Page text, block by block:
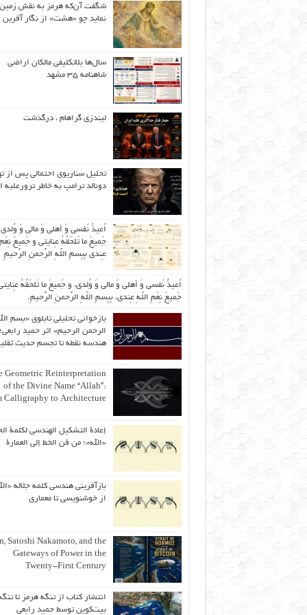
شگفت آن‌که هرمز به نقش زمین
نماید چو «هشت» از نگار آفرین
سال‌ها بلاتکلیفی مالکان اراضی
شاهنامه ۳۵ مشهد
لیندزی گراهام ، درگذشت
تحلیل سناریوی احتمالی پس از
دونالد ترامپ به خاطر ترورعلیه
اُعیذُ نَفسی وَ أهلی وَ مالی وَ
جَمیعَ ما تَلحَقُهُ عِنایتی و جَمیعَ نِعَمِ
عِندی بِبِسمِ اللّهِ الرَّحمنِ الرَّحیمِ
اُعیذُ نَفسی وَ أهلی وَ مالی وَ وُلدی، و جَمیعَ ما تَلحَقُهُ
جَمیعَ نِعَمِ اللّهِ عِندی، بِبِسمِ اللّهِ الرَّحمنِ الرَّحیمِ.
بازخوانی تحلیلی تابلوی «بسم
الرحمن الرحیم» اثر حمید رابعی؛
هندسه نقطه تا تجسم حدیث
Geometric Reinterpretation
of the Divine Name “Allah”:
Calligraphy to Architecture
إعادة التشكيل الهندسي لكلمة
«الله»؛ من فن الخط إلى العمارة
بازآفرینی هندسی کلمه جلاله
از خوشنویسی تا معماری
Satoshi Nakamoto, and the
Gateways of Power in the
Twenty-First Century
انتشار کتاب از تنگه هرمز تا
بیت‌کوین توسط حمید رابعی